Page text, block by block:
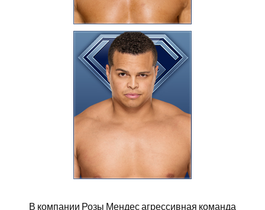
В компании Розы Мендес агрессивная команда